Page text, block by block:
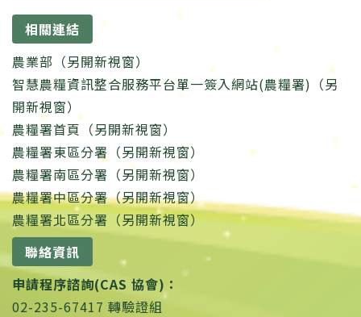
相關連結
農業部（另開新視窗）
智慧農糧資訊整合服務平台單一簽入網站(農糧署)（另
開新視窗）
農糧署首頁（另開新視窗）
農糧署東區分署（另開新視窗）
農糧署南區分署（另開新視窗）
農糧署中區分署（另開新視窗）
農糧署北區分署（另開新視窗）
聯絡資訊
申請程序諮詢(CAS 協會)：
02-235-67417 轉驗證組